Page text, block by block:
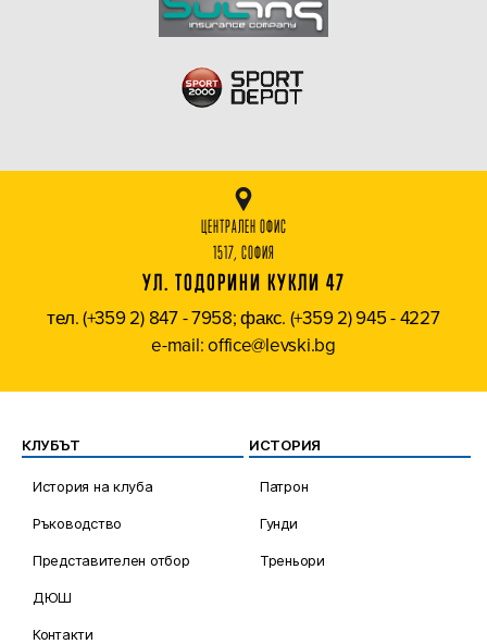
ЦЕНТРАЛЕН ОФИС
1517, СОФИЯ
УЛ. ТОДОРИНИ КУКЛИ 47
тел. (+359 2) 847 - 7958; факс. (+359 2) 945 - 4227
e-mail: office@levski.bg
КЛУБЪТ
История на клуба
Ръководство
Представителен отбор
ДЮШ
Контакти
ИСТОРИЯ
Патрон
Гунди
Треньори